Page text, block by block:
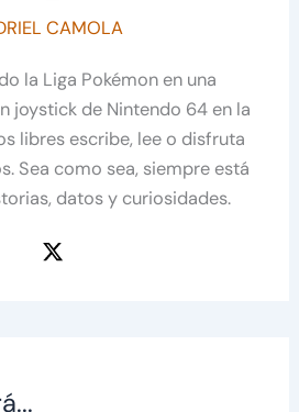
CAMOLA
la Liga Pokémon en una
joystick de Nintendo 64 en la
libres escribe, lee o disfruta
Sea como sea, siempre está
datos y curiosidades.